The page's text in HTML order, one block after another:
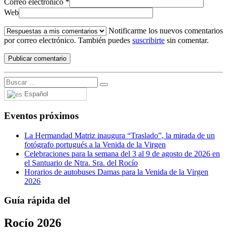
Correo electrónico *
Web
Notificarme los nuevos comentarios
por correo electrónico. También puedes suscribirte sin comentar.
Español
Eventos próximos
La Hermandad Matriz inaugura “Traslado”, la mirada de un
fotógrafo portugués a la Venida de la Virgen
Celebraciones para la semana del 3 al 9 de agosto de 2026 en
el Santuario de Ntra. Sra. del Rocío
Horarios de autobuses Damas para la Venida de la Virgen
2026
Guía rápida del
Rocío 2026